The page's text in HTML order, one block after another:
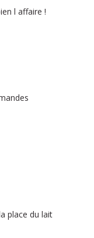
l affaire !
place du lait